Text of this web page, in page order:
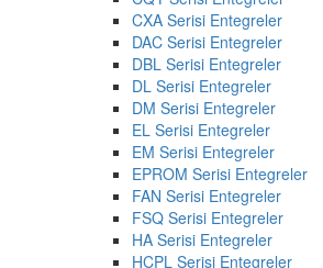
CXA Serisi Entegreler
DAC Serisi Entegreler
DBL Serisi Entegreler
DL Serisi Entegreler
DM Serisi Entegreler
EL Serisi Entegreler
EM Serisi Entegreler
EPROM Serisi Entegreler
FAN Serisi Entegreler
FSQ Serisi Entegreler
HA Serisi Entegreler
HCPL Serisi Entegreler